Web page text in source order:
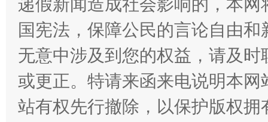
千年窑火 生生不息 一
递假新闻造成社会影响的，本
国宪法，保障公民的言论自由
无意中涉及到您的权益，请及
或更正。特请来函来电说明本
站有权先行撤除，以保护版权